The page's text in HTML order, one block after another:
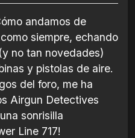
andamos de
siempre, echando
no tan novedades)
y pistolas de aire.
del foro, me ha
Airgun Detectives
sonrisilla
Line 717!